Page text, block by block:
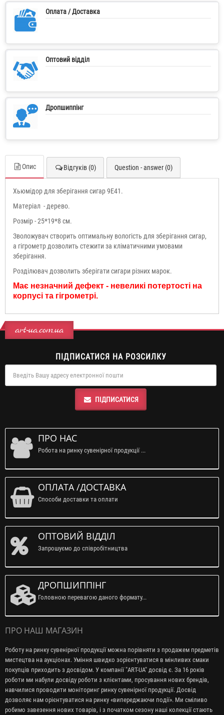
Оплата / Доставка
Оптовий відділ
Дропшиппінг
Опис Відгуків (0) Question - answer (0)
Хьюмідор для зберігання сигар 9E41.
Матеріал - дерево.
Розмір - 25*19*8 см.
Зволожувач створить оптимальну вологість для зберігання сигар,
а гігрометр дозволить стежити за кліматичними умовами
зберігання.
Розділювач дозволить зберігати сигари різних марок.
Має незначний дефект - невеликі потертості на
корпусі та гігрометрі.
art-ua.com.ua
ПІДПИСАТИСЯ НА РОЗСИЛКУ
ПІДПИСАТИСЯ
ПРО НАС
Робота на ринку сувенірної продукції ...
ОПЛАТА /ДОСТАВКА
Способи доставки та оплати
ОПТОВИЙ ВІДДІЛ
Запрошуємо до співробітництва
ДРОПШИППІНГ
Головною перевагою даного формату...
ПРО НАШ МАГАЗИН
Роботу на ринку сувенірної продукції можна порівняти з продажем предметів
мистецтва на аукціонах. Уміння швидко зорієнтуватися в мінливих смаки
покупців приходить з досвідом. У компанії "ART-UA" досвід є. За 16 років
роботи ми набули досвіду роботи з клієнтами, просування нових брендів,
навчилися проводити моніторинг ринку сувенірної продукції. Досвід
дозволяє нам орієнтуватися на ринку «випереджаючи події». Ми сміливо
робимо завезення нових товарів, і з початком сезону наші колекції стають